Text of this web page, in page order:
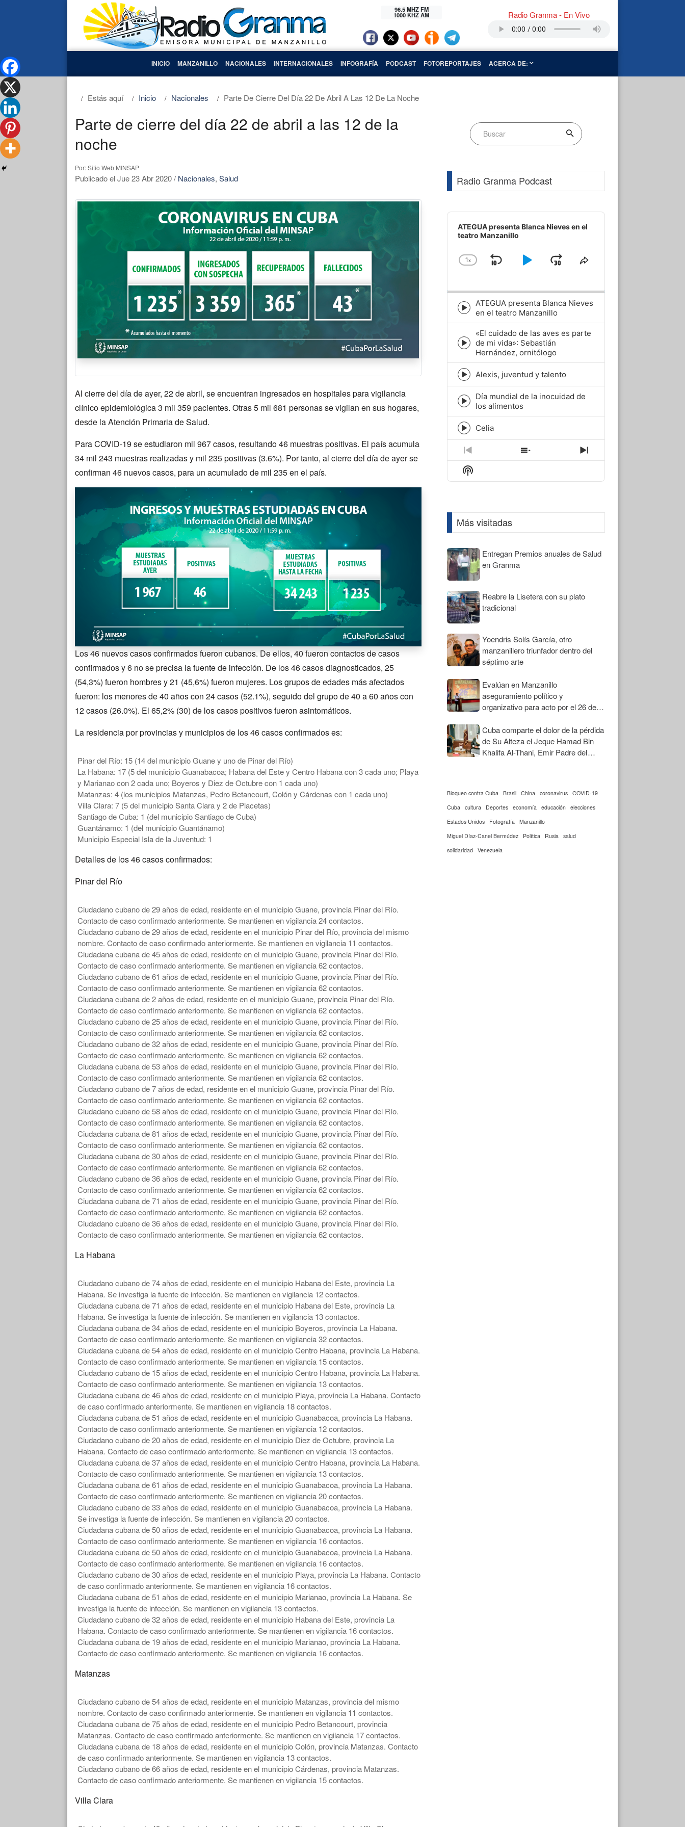
96.5 MHZ FM
1000 KHZ AM Radio Granma - En Vivo
INICIO MANZANILLO NACIONALES INTERNACIONALES INFOGRAFÍA PODCAST FOTOREPORTAJES ACERCA DE:
Estás aquí Inicio Nacionales Parte De Cierre Del Día 22 De Abril A Las 12 De La Noche
Parte de cierre del día 22 de abril a las 12 de la
noche
Por: Sitio Web MINSAP
Publicado el Jue 23 Abr 2020/ Nacionales, Salud
Al cierre del día de ayer, 22 de abril, se encuentran ingresados en hospitales para vigilancia
clínico epidemiológica 3 mil 359 pacientes. Otras 5 mil 681 personas se vigilan en sus hogares,
desde la Atención Primaria de Salud.
Para COVID-19 se estudiaron mil 967 casos, resultando 46 muestras positivas. El país acumula
34 mil 243 muestras realizadas y mil 235 positivas (3.6%). Por tanto, al cierre del día de ayer se
confirman 46 nuevos casos, para un acumulado de mil 235 en el país.
Los 46 nuevos casos confirmados fueron cubanos. De ellos, 40 fueron contactos de casos
confirmados y 6 no se precisa la fuente de infección. De los 46 casos diagnosticados, 25
(54,3%) fueron hombres y 21 (45,6%) fueron mujeres. Los grupos de edades más afectados
fueron: los menores de 40 años con 24 casos (52.1%), seguido del grupo de 40 a 60 años con
12 casos (26.0%). El 65,2% (30) de los casos positivos fueron asintomáticos.
La residencia por provincias y municipios de los 46 casos confirmados es:
Pinar del Río: 15 (14 del municipio Guane y uno de Pinar del Río)
La Habana: 17 (5 del municipio Guanabacoa; Habana del Este y Centro Habana con 3 cada uno; Playa
y Marianao con 2 cada uno; Boyeros y Diez de Octubre con 1 cada uno)
Matanzas: 4 (los municipios Matanzas, Pedro Betancourt, Colón y Cárdenas con 1 cada uno)
Villa Clara: 7 (5 del municipio Santa Clara y 2 de Placetas)
Santiago de Cuba: 1 (del municipio Santiago de Cuba)
Guantánamo: 1 (del municipio Guantánamo)
Municipio Especial Isla de la Juventud: 1
Detalles de los 46 casos confirmados:
Pinar del Río
Ciudadano cubano de 29 años de edad, residente en el municipio Guane, provincia Pinar del Río.
Contacto de caso confirmado anteriormente. Se mantienen en vigilancia 24 contactos.
Ciudadano cubano de 29 años de edad, residente en el municipio Pinar del Río, provincia del mismo
nombre. Contacto de caso confirmado anteriormente. Se mantienen en vigilancia 11 contactos.
Ciudadana cubana de 45 años de edad, residente en el municipio Guane, provincia Pinar del Río.
Contacto de caso confirmado anteriormente. Se mantienen en vigilancia 62 contactos.
Ciudadano cubano de 61 años de edad, residente en el municipio Guane, provincia Pinar del Río.
Contacto de caso confirmado anteriormente. Se mantienen en vigilancia 62 contactos.
Ciudadana cubana de 2 años de edad, residente en el municipio Guane, provincia Pinar del Río.
Contacto de caso confirmado anteriormente. Se mantienen en vigilancia 62 contactos.
Ciudadano cubano de 25 años de edad, residente en el municipio Guane, provincia Pinar del Río.
Contacto de caso confirmado anteriormente. Se mantienen en vigilancia 62 contactos.
Ciudadano cubano de 32 años de edad, residente en el municipio Guane, provincia Pinar del Río.
Contacto de caso confirmado anteriormente. Se mantienen en vigilancia 62 contactos.
Ciudadana cubana de 53 años de edad, residente en el municipio Guane, provincia Pinar del Río.
Contacto de caso confirmado anteriormente. Se mantienen en vigilancia 62 contactos.
Ciudadano cubano de 7 años de edad, residente en el municipio Guane, provincia Pinar del Río.
Contacto de caso confirmado anteriormente. Se mantienen en vigilancia 62 contactos.
Ciudadano cubano de 58 años de edad, residente en el municipio Guane, provincia Pinar del Río.
Contacto de caso confirmado anteriormente. Se mantienen en vigilancia 62 contactos.
Ciudadana cubana de 81 años de edad, residente en el municipio Guane, provincia Pinar del Río.
Contacto de caso confirmado anteriormente. Se mantienen en vigilancia 62 contactos.
Ciudadana cubana de 30 años de edad, residente en el municipio Guane, provincia Pinar del Río.
Contacto de caso confirmado anteriormente. Se mantienen en vigilancia 62 contactos.
Ciudadano cubano de 36 años de edad, residente en el municipio Guane, provincia Pinar del Río.
Contacto de caso confirmado anteriormente. Se mantienen en vigilancia 62 contactos.
Ciudadana cubana de 71 años de edad, residente en el municipio Guane, provincia Pinar del Río.
Contacto de caso confirmado anteriormente. Se mantienen en vigilancia 62 contactos.
Ciudadano cubano de 36 años de edad, residente en el municipio Guane, provincia Pinar del Río.
Contacto de caso confirmado anteriormente. Se mantienen en vigilancia 62 contactos.
La Habana
Ciudadano cubano de 74 años de edad, residente en el municipio Habana del Este, provincia La
Habana. Se investiga la fuente de infección. Se mantienen en vigilancia 12 contactos.
Ciudadana cubana de 71 años de edad, residente en el municipio Habana del Este, provincia La
Habana. Se investiga la fuente de infección. Se mantienen en vigilancia 13 contactos.
Ciudadana cubana de 34 años de edad, residente en el municipio Boyeros, provincia La Habana.
Contacto de caso confirmado anteriormente. Se mantienen en vigilancia 32 contactos.
Ciudadana cubana de 54 años de edad, residente en el municipio Centro Habana, provincia La Habana.
Contacto de caso confirmado anteriormente. Se mantienen en vigilancia 15 contactos.
Ciudadano cubano de 15 años de edad, residente en el municipio Centro Habana, provincia La Habana.
Contacto de caso confirmado anteriormente. Se mantienen en vigilancia 13 contactos.
Ciudadana cubana de 46 años de edad, residente en el municipio Playa, provincia La Habana. Contacto
de caso confirmado anteriormente. Se mantienen en vigilancia 18 contactos.
Ciudadana cubana de 51 años de edad, residente en el municipio Guanabacoa, provincia La Habana.
Contacto de caso confirmado anteriormente. Se mantienen en vigilancia 12 contactos.
Ciudadano cubano de 20 años de edad, residente en el municipio Diez de Octubre, provincia La
Habana. Contacto de caso confirmado anteriormente. Se mantienen en vigilancia 13 contactos.
Ciudadana cubana de 37 años de edad, residente en el municipio Centro Habana, provincia La Habana.
Contacto de caso confirmado anteriormente. Se mantienen en vigilancia 13 contactos.
Ciudadana cubana de 61 años de edad, residente en el municipio Guanabacoa, provincia La Habana.
Contacto de caso confirmado anteriormente. Se mantienen en vigilancia 20 contactos.
Ciudadano cubano de 33 años de edad, residente en el municipio Guanabacoa, provincia La Habana.
Se investiga la fuente de infección. Se mantienen en vigilancia 20 contactos.
Ciudadana cubana de 50 años de edad, residente en el municipio Guanabacoa, provincia La Habana.
Contacto de caso confirmado anteriormente. Se mantienen en vigilancia 16 contactos.
Ciudadana cubana de 50 años de edad, residente en el municipio Guanabacoa, provincia La Habana.
Contacto de caso confirmado anteriormente. Se mantienen en vigilancia 16 contactos.
Ciudadano cubano de 30 años de edad, residente en el municipio Playa, provincia La Habana. Contacto
de caso confirmado anteriormente. Se mantienen en vigilancia 16 contactos.
Ciudadana cubana de 51 años de edad, residente en el municipio Marianao, provincia La Habana. Se
investiga la fuente de infección. Se mantienen en vigilancia 13 contactos.
Ciudadano cubano de 32 años de edad, residente en el municipio Habana del Este, provincia La
Habana. Contacto de caso confirmado anteriormente. Se mantienen en vigilancia 16 contactos.
Ciudadana cubana de 19 años de edad, residente en el municipio Marianao, provincia La Habana.
Contacto de caso confirmado anteriormente. Se mantienen en vigilancia 16 contactos.
Matanzas
Ciudadano cubano de 54 años de edad, residente en el municipio Matanzas, provincia del mismo
nombre. Contacto de caso confirmado anteriormente. Se mantienen en vigilancia 11 contactos.
Ciudadana cubana de 75 años de edad, residente en el municipio Pedro Betancourt, provincia
Matanzas. Contacto de caso confirmado anteriormente. Se mantienen en vigilancia 17 contactos.
Ciudadana cubana de 18 años de edad, residente en el municipio Colón, provincia Matanzas. Contacto
de caso confirmado anteriormente. Se mantienen en vigilancia 13 contactos.
Ciudadano cubano de 66 años de edad, residente en el municipio Cárdenas, provincia Matanzas.
Contacto de caso confirmado anteriormente. Se mantienen en vigilancia 15 contactos.
Villa Clara
Radio Granma Podcast
Audio
Player
ATEGUA presenta Blanca Nieves en el
teatro Manzanillo
Change
1x
SkipPlayJumpShare
Episode
play
icon
ATEGUA presenta Blanca Nieves
en el teatro Manzanillo
Episode
play
icon
«El cuidado de las aves es parte
de mi vida»: Sebastián
Hernández, ornitólogo
Episode
play
icon
Alexis, juventud y talento
Episode
play
icon
Día mundial de la inocuidad de
los alimentos
Episode
play
icon
Celia
Previous
Episode
Show
Episodes
Next
Episode
Show
Podcast
Más visitadas
Entregan Premios anuales de Salud
en Granma
Reabre la Lisetera con su plato
tradicional
Yoendris Solís García, otro
manzanillero triunfador dentro del
séptimo arte
Evalúan en Manzanillo
aseguramiento político y
organizativo para acto por el 26 de
Cuba comparte el dolor de la pérdida
de Su Alteza el Jeque Hamad Bin
Khalifa Al-Thani, Emir Padre del
Bloqueo contra Cuba Brasil China coronavirus COVID-19
Cuba
cultura Deportes economía educación elecciones
Estados Unidos
Fotografía
Manzanillo
Miguel Díaz-Canel Bermúdez
Política Rusia
salud
solidaridad Venezuela